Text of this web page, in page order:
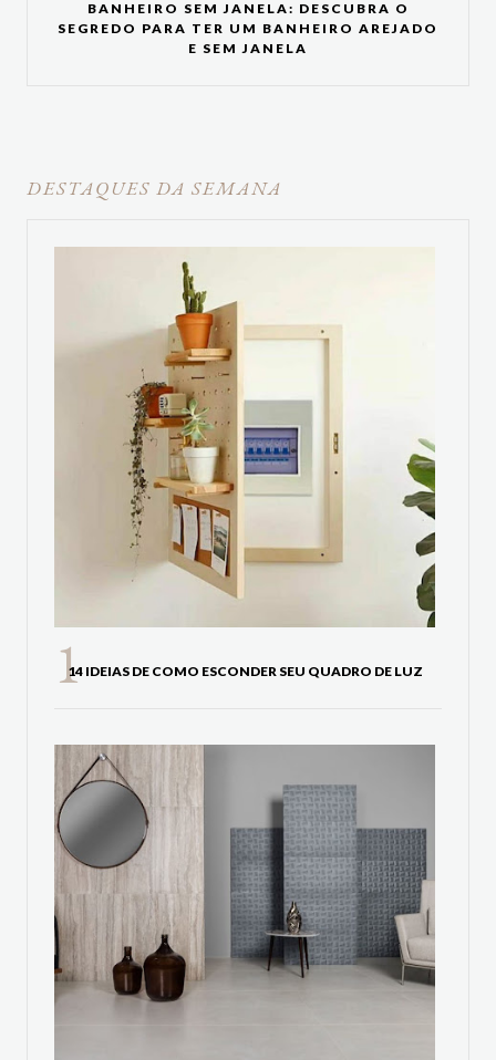
BANHEIRO SEM JANELA: DESCUBRA O
SEGREDO PARA TER UM BANHEIRO AREJADO
E SEM JANELA
DESTAQUES DA SEMANA
14 IDEIAS DE COMO ESCONDER SEU QUADRO DE LUZ